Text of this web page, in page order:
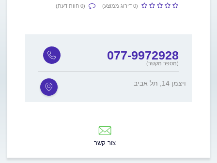
(0 דירוג ממוצע) (0 חוות דעת)
077-9972928
(מספר מקשר)
ויצמן 14, תל אביב
צור קשר